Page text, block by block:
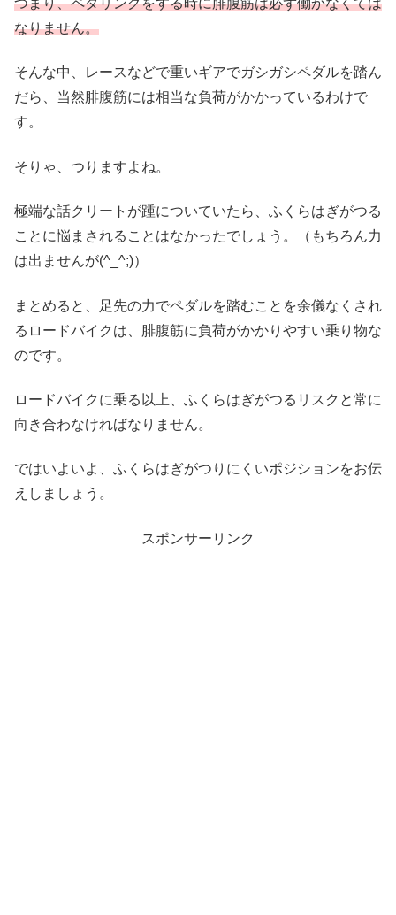
つまり、ペダリングをする時に腓腹筋は必ず働かなくては
なりません。
そんな中、レースなどで重いギアでガシガシペダルを踏ん
だら、当然腓腹筋には相当な負荷がかかっているわけで
す。
そりゃ、つりますよね。
極端な話クリートが踵についていたら、ふくらはぎがつる
ことに悩まされることはなかったでしょう。（もちろん力
は出ませんが(^_^;)）
まとめると、足先の力でペダルを踏むことを余儀なくされ
るロードバイクは、腓腹筋に負荷がかかりやすい乗り物な
のです。
ロードバイクに乗る以上、ふくらはぎがつるリスクと常に
向き合わなければなりません。
ではいよいよ、ふくらはぎがつりにくいポジションをお伝
えしましょう。
スポンサーリンク